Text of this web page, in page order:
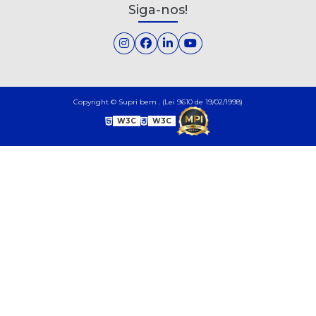
Siga-nos!
Copyright © Supri bem . (Lei 9610 de 19/02/1998)
W3C W3C